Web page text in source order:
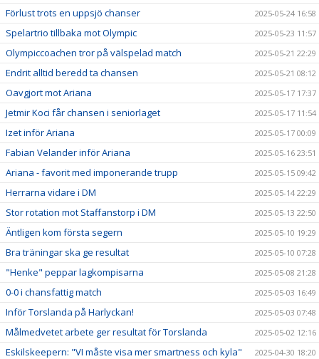
Förlust trots en uppsjö chanser 2025-05-24 16:58
Spelartrio tillbaka mot Olympic 2025-05-23 11:57
Olympiccoachen tror på välspelad match 2025-05-21 22:29
Endrit alltid beredd ta chansen 2025-05-21 08:12
Oavgjort mot Ariana 2025-05-17 17:37
Jetmir Koci får chansen i seniorlaget 2025-05-17 11:54
Izet inför Ariana 2025-05-17 00:09
Fabian Velander inför Ariana 2025-05-16 23:51
Ariana - favorit med imponerande trupp 2025-05-15 09:42
Herrarna vidare i DM 2025-05-14 22:29
Stor rotation mot Staffanstorp i DM 2025-05-13 22:50
Äntligen kom första segern 2025-05-10 19:29
Bra träningar ska ge resultat 2025-05-10 07:28
"Henke" peppar lagkompisarna 2025-05-08 21:28
0-0 i chansfattig match 2025-05-03 16:49
Inför Torslanda på Harlyckan! 2025-05-03 07:48
Målmedvetet arbete ger resultat för Torslanda 2025-05-02 12:16
Eskilskeepern: "VI måste visa mer smartness och kyla" 2025-04-30 18:20